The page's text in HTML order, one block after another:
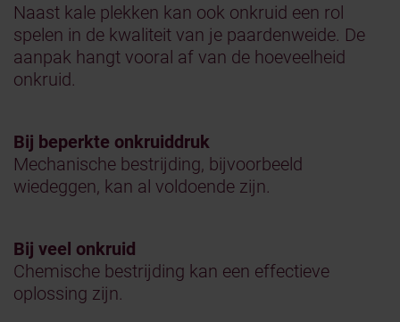
Naast kale plekken kan ook onkruid een rol
spelen in de kwaliteit van je paardenweide. De
aanpak hangt vooral af van de hoeveelheid
onkruid.
Bij beperkte onkruiddruk
Mechanische bestrijding, bijvoorbeeld
wiedeggen, kan al voldoende zijn.
Bij veel onkruid
Chemische bestrijding kan een effectieve
oplossing zijn.